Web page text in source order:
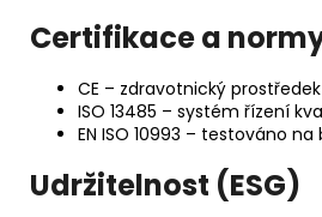
Certifikace a
CE – zdravotnický
ISO 13485 – systém řízení
EN ISO 10993 – testováno
Udržitelnost (ESG)